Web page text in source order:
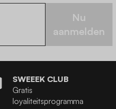
Nu
aanmelden
SWEEEK CLUB
Gratis
loyaliteitsprogramma